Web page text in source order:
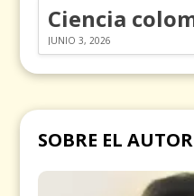
JUNIO 3, 2026
SOBRE EL AUTOR